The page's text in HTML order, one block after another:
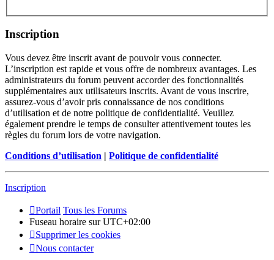
Inscription
Vous devez être inscrit avant de pouvoir vous connecter.
L’inscription est rapide et vous offre de nombreux avantages. Les
administrateurs du forum peuvent accorder des fonctionnalités
supplémentaires aux utilisateurs inscrits. Avant de vous inscrire,
assurez-vous d’avoir pris connaissance de nos conditions
d’utilisation et de notre politique de confidentialité. Veuillez
également prendre le temps de consulter attentivement toutes les
règles du forum lors de votre navigation.
Conditions d’utilisation | Politique de confidentialité
Inscription
Portail Tous les Forums
Fuseau horaire surUTC+02:00
Supprimer les cookies
Nous contacter